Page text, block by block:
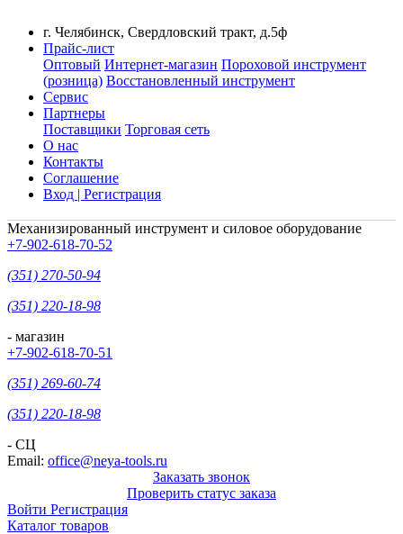
г. Челябинск, Свердловский тракт, д.5ф
Прайс-лист
Оптовый Интернет-магазин Пороховой инструмент
(розница) Восстановленный инструмент
Сервис
Партнеры
Поставщики Торговая сеть
О нас
Контакты
Соглашение
Вход | Регистрация
Механизированный инструмент и силовое оборудование
+7-902-618-70-52
(351) 270-50-94
(351) 220-18-98
- магазин
+7-902-618-70-51
(351) 269-60-74
(351) 220-18-98
- СЦ
Email: office@neya-tools.ru
Заказать звонок
Проверить статус заказа
Войти Регистрация
Каталог товаров